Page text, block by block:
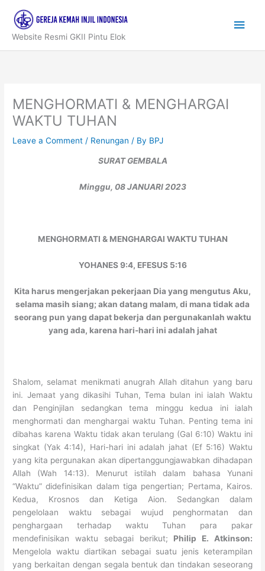
content
Website Resmi GKII Pintu Elok
Main
MENGHORMATI & MENGHARGAI
WAKTU TUHAN
Leave a Comment / Renungan / By BPJ
SURAT GEMBALA
Minggu, 08 JANUARI 2023
MENGHORMATI & MENGHARGAI WAKTU TUHAN
YOHANES 9:4, EFESUS 5:16
Kita harus mengerjakan pekerjaan Dia yang mengutus Aku,
selama masih siang; akan datang malam, di mana tidak ada
seorang pun yang dapat bekerja dan pergunakanlah waktu
yang ada, karena hari-hari ini adalah jahat
Shalom, selamat menikmati anugrah Allah ditahun yang baru
ini. Jemaat yang dikasihi Tuhan, Tema bulan ini ialah Waktu
dan Penginjilan sedangkan tema minggu kedua ini ialah
menghormati dan menghargai waktu Tuhan. Penting tema ini
dibahas karena Waktu tidak akan terulang (Gal 6:10) Waktu ini
singkat (Yak 4:14), Hari-hari ini adalah jahat (Ef 5:16) Waktu
yang kita pergunakan akan dipertanggungjawabkan dihadapan
Allah (Wah 14:13). Menurut istilah dalam bahasa Yunani
“Waktu” didefinisikan dalam tiga pengertian; Pertama, Kairos.
Kedua, Krosnos dan Ketiga Aion. Sedangkan dalam
pengelolaan waktu sebagai wujud penghormatan dan
penghargaan terhadap waktu Tuhan para pakar
mendefinisikan waktu sebagai berikut; Philip E. Atkinson:
Mengelola waktu diartikan sebagai suatu jenis keterampilan
yang berkaitan dengan segala bentuk dan tindakan seseorang